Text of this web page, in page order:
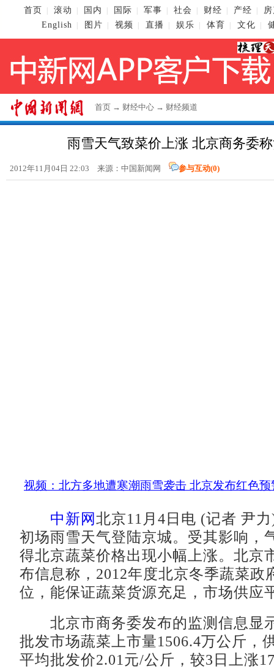
首页 滚动 国内 国际 军事 社会 财经 产经
English
图片 视频 直播 娱乐 体育 文化
首页 → 财经中心 → 财经频道
雨雪天气致菜价上涨 北京商务委
2012年11月04日 22:03 来源： 中国新闻网 参与互动(0)
视频：北方多地遭寒潮雨雪袭击 北京发布红色预
中新网 北京11月4日电 (记者 尹
初场雨雪天气登陆京城。受其影响，
得北京蔬菜价格出现小幅上涨。北京
布信息称，2012年度北京冬季蔬菜政
位，能保证蔬菜货源充足，市场供应
北京市商务委发布的监测信息显
批发市场蔬菜上市量1506.4万公斤，
平均批发价2.01元/公斤，较3日上涨